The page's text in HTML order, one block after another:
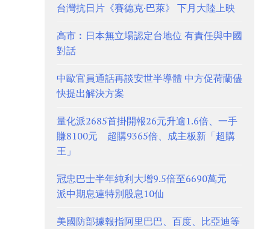
台灣抗日片《賽德克·巴萊》 下月大陸上映
高市︰日本無立場認定台地位 有責任與中國
對話
中歐官員通話再談安世半導體 中方促荷蘭儘
快提出解決方案
量化派2685首掛開報26元升逾1.6倍、一手
賺8100元 超購9365倍、成主板新「超購
王」
冠忠巴士半年純利大增9.5倍至6690萬元
派中期息連特別股息10仙
美國防部據報指阿里巴巴、百度、比亞迪等